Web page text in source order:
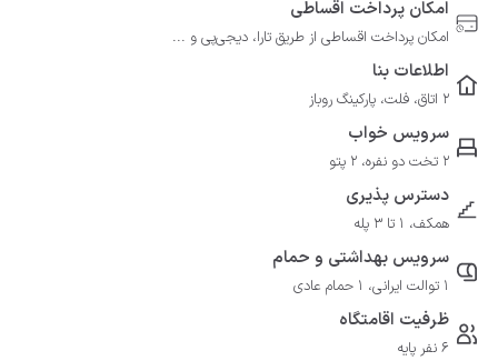
امکان پرداخت اقساطی
امکان پرداخت اقساطی از طریق تارا، دیجی‌پی و ...
اطلاعات بنا
2 اتاق، فلت، پارکینگ روباز
سرویس خواب
2 تخت دو نفره، 2 پتو
دسترس پذیری
همکف، 1 تا 3 پله
سرویس بهداشتی و حمام
1 توالت ایرانی، 1 حمام عادی
ظرفیت اقامتگاه
6 نفر پایه